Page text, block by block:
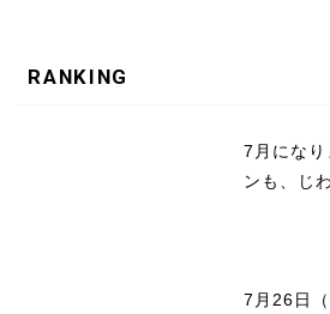
RANKING
7月にな
ンも、じ
7月26日